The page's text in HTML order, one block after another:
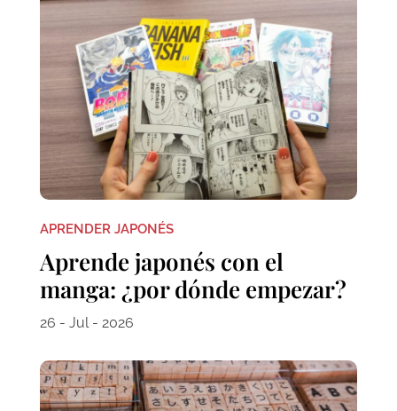
APRENDER JAPONÉS
Aprende japonés con el
manga: ¿por dónde empezar?
26 - Jul - 2026